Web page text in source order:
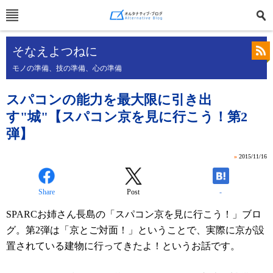
そなえよつねに
モノの準備、技の準備、心の準備
スパコンの能力を最大限に引き出
す"城"【スパコン京を見に行こう！第2
弾】
» 2015/11/16
Share Post -
SPARCお姉さん長島の「スパコン京を見に行こう！」ブロ
グ。第2弾は「京とご対面！」ということで、実際に京が設
置されている建物に行ってきたよ！というお話です。